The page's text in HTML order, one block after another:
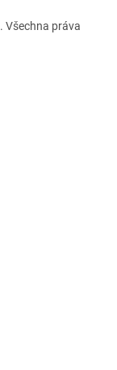
. Všechna práva